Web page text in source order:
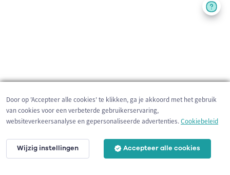
200 m
Door op 'Accepteer alle cookies' te klikken, ga je akkoord met het gebruik
van cookies voor een verbeterde gebruikerservaring,
websiteverkeersanalyse en gepersonaliseerde advertenties.Cookiebeleid
Wijzig instellingen Accepteer alle cookies